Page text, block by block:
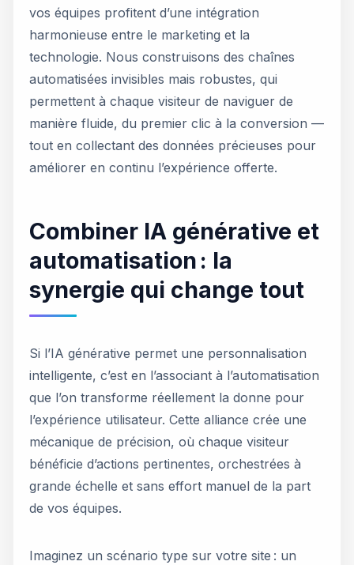
vos équipes profitent d’une intégration
harmonieuse entre le marketing et la
technologie. Nous construisons des chaînes
automatisées invisibles mais robustes, qui
permettent à chaque visiteur de naviguer de
manière fluide, du premier clic à la conversion —
tout en collectant des données précieuses pour
améliorer en continu l’expérience offerte.
Combiner IA générative et
automatisation : la
synergie qui change tout
Si l’IA générative permet une personnalisation
intelligente, c’est en l’associant à l’automatisation
que l’on transforme réellement la donne pour
l’expérience utilisateur. Cette alliance crée une
mécanique de précision, où chaque visiteur
bénéficie d’actions pertinentes, orchestrées à
grande échelle et sans effort manuel de la part
de vos équipes.
Imaginez un scénario type sur votre site : un